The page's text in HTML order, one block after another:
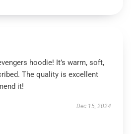
hoodie! It’s warm, soft,
The quality is excellent
it!
Dec 15, 2024